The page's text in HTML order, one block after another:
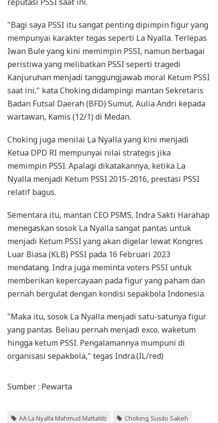
"Bagi saya PSSI itu sangat penting dipimpin figur yang
mempunyai karakter tegas seperti La Nyalla. Terlepas
Iwan Bule yang kini memimpin PSSI, namun berbagai
peristiwa yang melibatkan PSSI seperti tragedi
Kanjuruhan menjadi tanggungjawab moral Ketum PSSI
saat ini," kata Choking didampingi mantan Sekretaris
Badan Futsal Daerah (BFD) Sumut, Aulia Andri kepada
wartawan, Kamis (12/1) di Medan.
Choking juga menilai La Nyalla yang kini menjadi
Ketua DPD RI mempunyai nilai strategis jika
memimpin PSSI. Apalagi dikatakannya, ketika La
Nyalla menjadi Ketum PSSI 2015-2016, prestasi PSSI
relatif bagus.
Sementara itu, mantan CEO PSMS, Indra Sakti Harahap
menegaskan sosok La Nyalla sangat pantas untuk
menjadi Ketum PSSI yang akan digelar lewat Kongres
Luar Biasa (KLB) PSSI pada 16 Februari 2023
mendatang. Indra juga meminta voters PSSI untuk
memberikan kepercayaan pada figur yang paham dan
pernah bergulat dengan kondisi sepakbola Indonesia.
"Maka itu, sosok La Nyalla menjadi satu-satunya figur
yang pantas. Beliau pernah menjadi exco, waketum
hingga ketum PSSI. Pengalamannya mumpuni di
organisasi sepakbola," tegas Indra.(IL/red)
Sumber : Pewarta
AA La Nyalla Mahmud Mattalitti Choking Susilo Sakeh